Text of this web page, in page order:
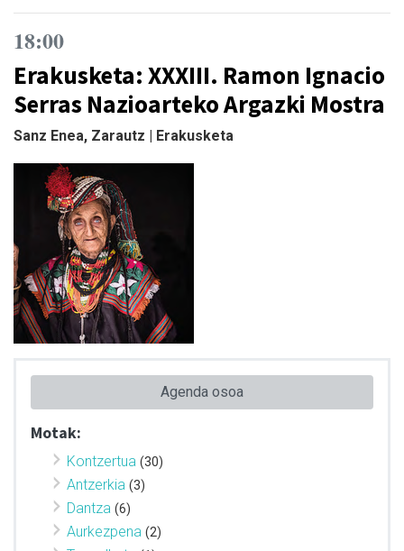
18:00
Erakusketa: XXXIII. Ramon Ignacio
Serras Nazioarteko Argazki Mostra
Sanz Enea, Zarautz | Erakusketa
Agenda osoa
Motak:
Kontzertua (30)
Antzerkia (3)
Dantza (6)
Aurkezpena (2)